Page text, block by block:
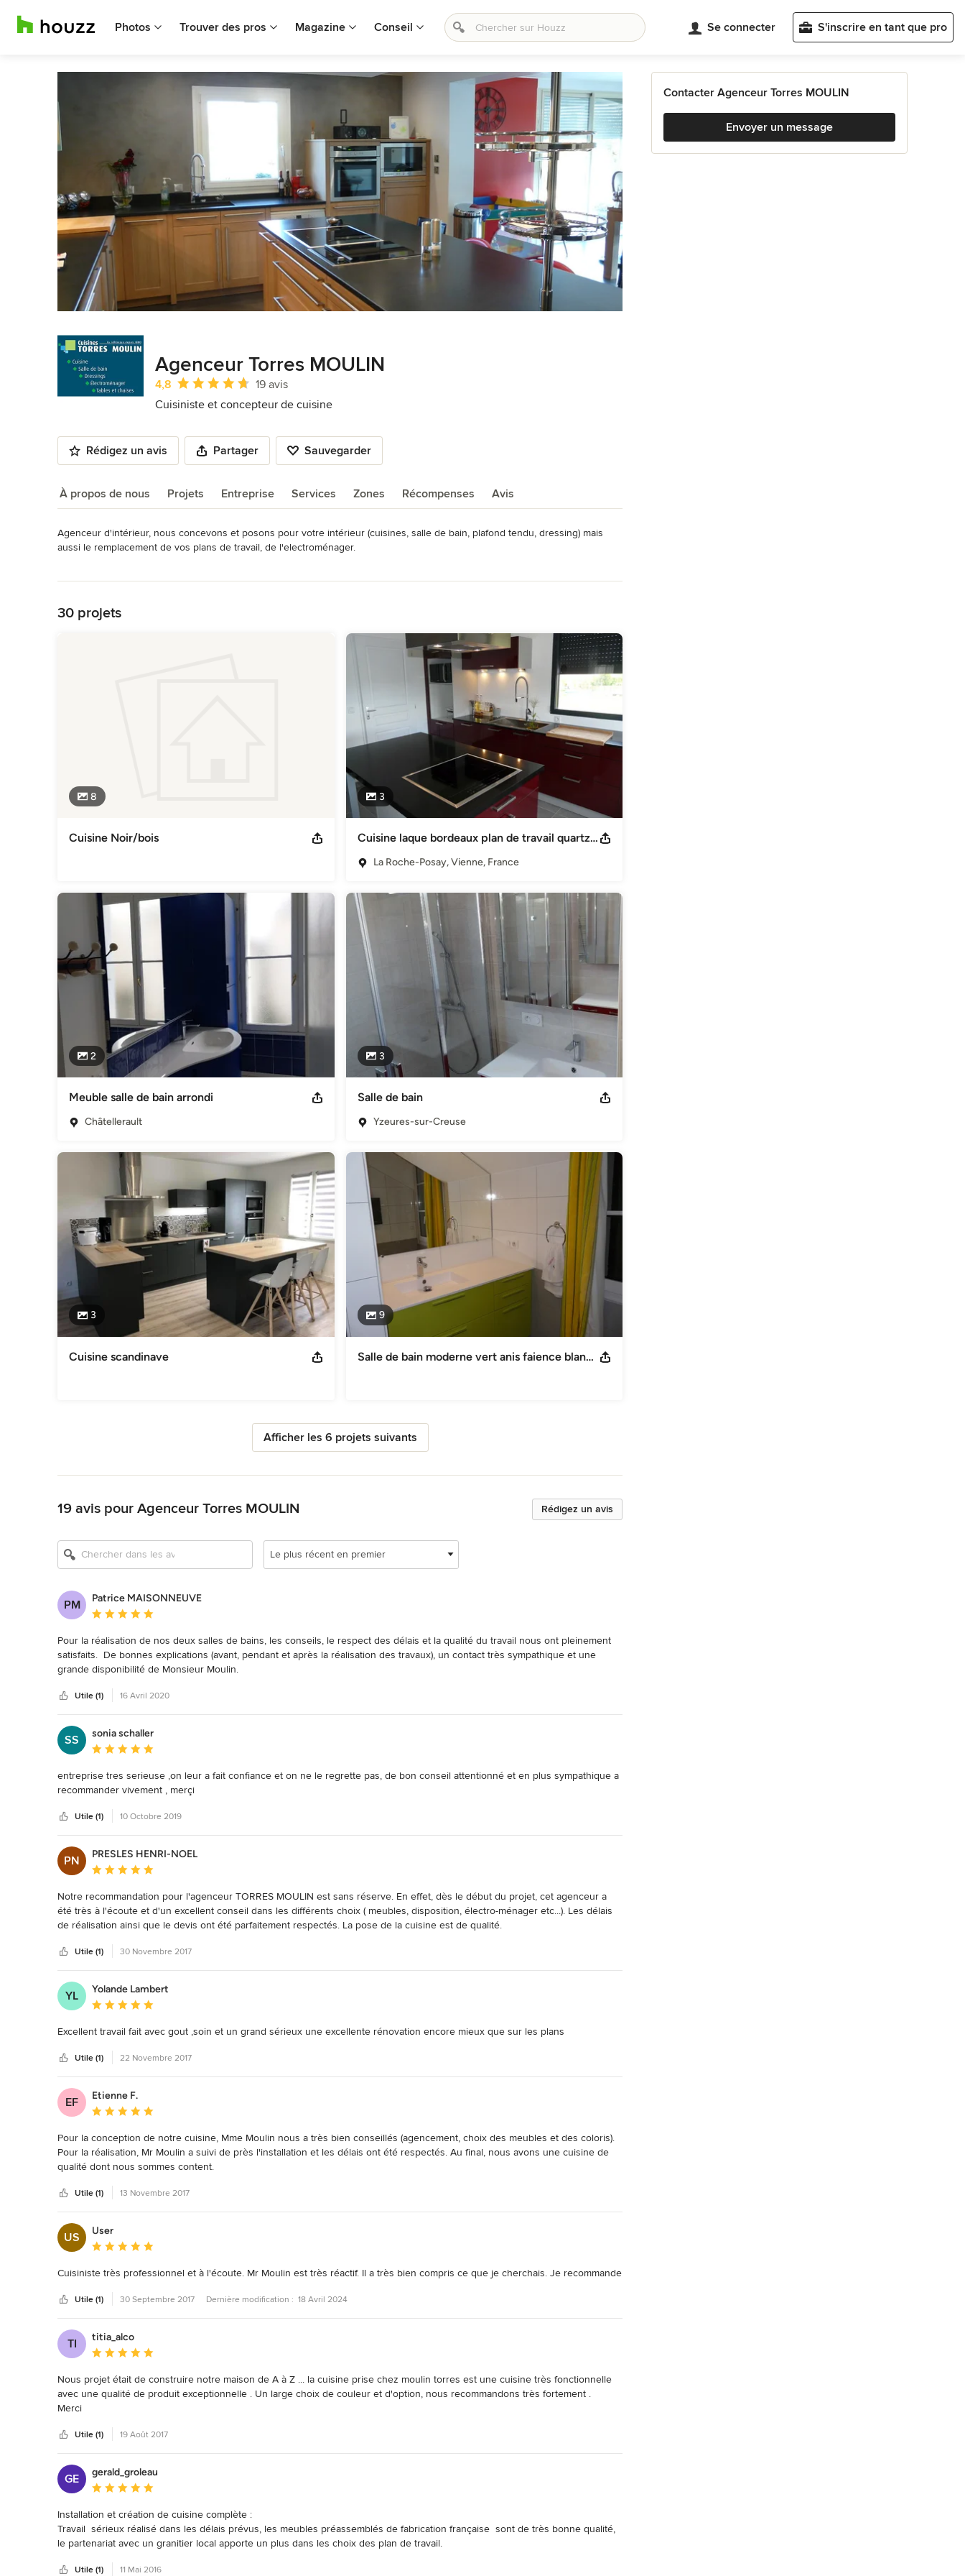
Photos Trouver des pros Magazine Conseil Se connecter S'inscrire en tant que pro
Agenceur Torres MOULIN
Note moyenne : 4.8 étoiles sur 5
4,8
19 avis
Cuisiniste et concepteur de cuisine
Rédigez un avis Partager Sauvegarder
À propos de nous Projets Entreprise Services Zones Récompenses Avis
À propos de nous
Agenceur d'intérieur, nous concevons et posons pour votre intérieur (cuisines, salle de bain, plafond tendu, dressing) mais
aussi le remplacement de vos plans de travail, de l'electroménager.
492 392 351 00018 TVA 36 493392351
Cuisiniste et concepteur de cuisine
30 projets
8
Cuisine Noir/bois
3
Cuisine laque bordeaux plan de travail quartz noir
La Roche-Posay, Vienne, France
2
Meuble salle de bain arrondi
Châtellerault
3
Salle de bain
Yzeures-sur-Creuse
3
Cuisine scandinave
9
Salle de bain moderne vert anis faience blanc/grise
Afficher les 6 projets suivants
Rédigez un avis
19 avis pour Agenceur Torres MOULIN
Le plus récent en premier
PM
Patrice MAISONNEUVE
Note moyenne : 5 étoiles sur 5
Pour la réalisation de nos deux salles de bains, les conseils, le respect des délais et la qualité du travail nous ont pleinement
satisfaits.  De bonnes explications (avant, pendant et après la réalisation des travaux), un contact très sympathique et une
grande disponibilité de Monsieur Moulin.
Utile (1) 16 Avril 2020
SS
sonia schaller
Note moyenne : 5 étoiles sur 5
entreprise tres serieuse ,on leur a fait confiance et on ne le regrette pas, de bon conseil attentionné et en plus sympathique a
recommander vivement , merçi
Utile (1) 10 Octobre 2019
PN
PRESLES HENRI-NOEL
Note moyenne : 5 étoiles sur 5
Notre recommandation pour l'agenceur TORRES MOULIN est sans réserve. En effet, dès le début du projet, cet agenceur a
été très à l'écoute et d'un excellent conseil dans les différents choix ( meubles, disposition, électro-ménager etc...). Les délais
de réalisation ainsi que le devis ont été parfaitement respectés. La pose de la cuisine est de qualité.
relationnel très agréable.
Utile (1) 30 Novembre 2017
YL
Yolande Lambert
Note moyenne : 5 étoiles sur 5
Excellent travail fait avec gout ,soin et un grand sérieux une excellente rénovation encore mieux que sur les plans
Utile (1) 22 Novembre 2017
EF
Etienne F.
Note moyenne : 5 étoiles sur 5
Pour la conception de notre cuisine, Mme Moulin nous a très bien conseillés (agencement, choix des meubles et des coloris).
Pour la réalisation, Mr Moulin a suivi de près l'installation et les délais ont été respectés. Au final, nous avons une cuisine de
qualité dont nous sommes content.
Utile (1) 13 Novembre 2017
US
User
Note moyenne : 5 étoiles sur 5
Cuisiniste très professionnel et à l'écoute. Mr Moulin est très réactif. Il a très bien compris ce que je cherchais. Je recommande
Utile (1) 30 Septembre 2017 Dernière modification : 18 Avril 2024
TI
titia_alco
Note moyenne : 5 étoiles sur 5
Nous projet était de construire notre maison de A à Z ... la cuisine prise chez moulin torres est une cuisine très fonctionnelle
avec une qualité de produit exceptionnelle . Un large choix de couleur et d'option, nous recommandons très fortement .
Merci
Utile (1) 19 Août 2017
GE
gerald_groleau
Note moyenne : 5 étoiles sur 5
Installation et création de cuisine complète :
Travail  sérieux réalisé dans les délais prévus, les meubles préassemblés de fabrication française  sont de très bonne qualité,
le partenariat avec un granitier local apporte un plus dans les choix des plan de travail.
Utile (1) 11 Mai 2016
Contacter Agenceur Torres MOULIN
Envoyer un message